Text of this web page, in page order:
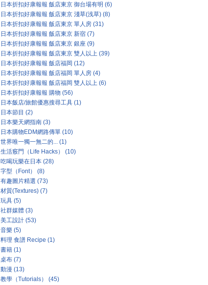
日本折扣好康報報 飯店東京 御台場有明 (6)
日本折扣好康報報 飯店東京 淺草(浅草) (8)
日本折扣好康報報 飯店東京 單人房 (31)
日本折扣好康報報 飯店東京 新宿 (7)
日本折扣好康報報 飯店東京 銀座 (9)
日本折扣好康報報 飯店東京 雙人以上 (39)
日本折扣好康報報 飯店福岡 (12)
日本折扣好康報報 飯店福岡 單人房 (4)
日本折扣好康報報 飯店福岡 雙人以上 (6)
日本折扣好康報報 購物 (56)
日本飯店/旅館優惠搜尋工具 (1)
日本節目 (2)
日本樂天網指南 (3)
日本購物EDM網路傳單 (10)
世界唯一獨一無二的... (1)
生活竅門（Life Hacks）
(10)
吃喝玩樂在日本 (28)
字型（Font）
(8)
有趣圖片精選 (73)
材質(Textures) (7)
玩具 (5)
社群媒體 (3)
美工設計 (53)
音樂 (5)
料理 食譜 Recipe (1)
書籍 (1)
桌布 (7)
動漫 (13)
教學（Tutorials）
(45)